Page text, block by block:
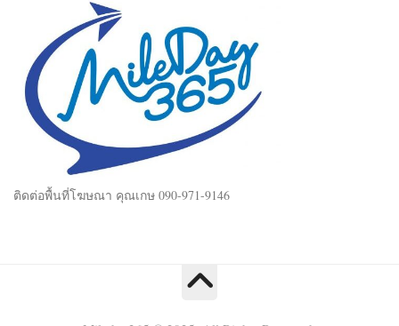
ติดต่อพื้นที่โฆษณา คุณเกษ 090-971-9146